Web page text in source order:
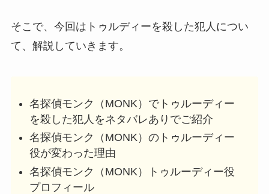
そこで、今回はトゥルディーを殺した犯人につい
て、解説していきます。
名探偵モンク（MONK）でトゥルーディー
を殺した犯人をネタバレありでご紹介
名探偵モンク（MONK）のトゥルーディー
役が変わった理由
名探偵モンク（MONK）トゥルーディー役
プロフィール